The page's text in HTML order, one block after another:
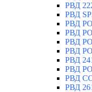
РВД
РВД
РВД
РВД
РВД
РВД
РВД
РВД
РВД
РВД